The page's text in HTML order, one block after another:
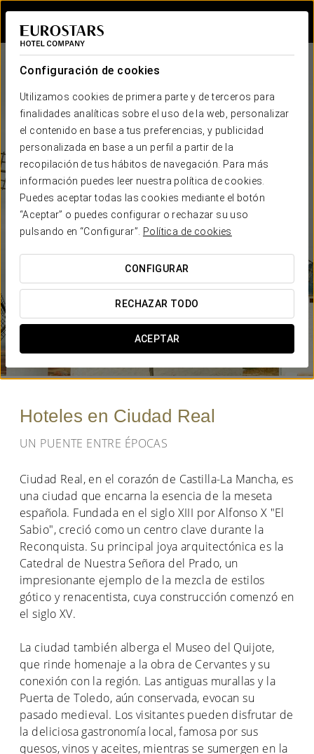
Configuración de cookies
Utilizamos cookies de primera parte y de terceros para
finalidades analíticas sobre el uso de la web, personalizar
el contenido en base a tus preferencias, y publicidad
personalizada en base a un perfil a partir de la
recopilación de tus hábitos de navegación. Para más
información puedes leer nuestra política de cookies.
Puedes aceptar todas las cookies mediante el botón
“Aceptar” o puedes configurar o rechazar su uso
pulsando en “Configurar”.
Política de cookies
CONFIGURAR
RECHAZAR TODO
ACEPTAR
Hoteles en Ciudad Real
UN PUENTE ENTRE ÉPOCAS
Ciudad Real, en el corazón de Castilla-La Mancha, es
una ciudad que encarna la esencia de la meseta
española. Fundada en el siglo XIII por Alfonso X "El
Sabio", creció como un centro clave durante la
Reconquista. Su principal joya arquitectónica es la
Catedral de Nuestra Señora del Prado, un
impresionante ejemplo de la mezcla de estilos
gótico y renacentista, cuya construcción comenzó en
el siglo XV.
La ciudad también alberga el Museo del Quijote,
que rinde homenaje a la obra de Cervantes y su
conexión con la región. Las antiguas murallas y la
Puerta de Toledo, aún conservada, evocan su
pasado medieval. Los visitantes pueden disfrutar de
la deliciosa gastronomía local, famosa por sus
quesos, vinos y aceites, mientras se sumergen en la